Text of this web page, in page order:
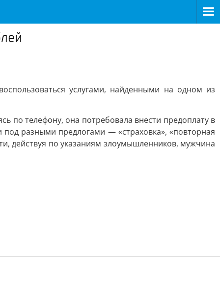
услугами, найденными на одном из
по телефону, она потребовала внести предоплату в
разными предлогами — «страховка», «повторная
действуя по указаниям злоумышленников, мужчина